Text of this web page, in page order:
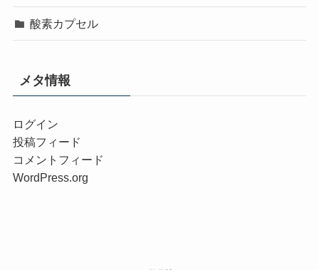
酸素カプセル
メタ情報
ログイン
投稿フィード
コメントフィード
WordPress.org